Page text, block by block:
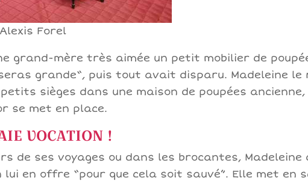
Forel
grand-mère très aimée un petit mobilier de
grande“, puis tout avait disparu. Madeleine
sièges dans une maison de poupées
se met en place.
VOCATION !
de ses voyages ou dans les brocantes, Madeleine
en offre “pour que cela soit sauvé”. Elle met en